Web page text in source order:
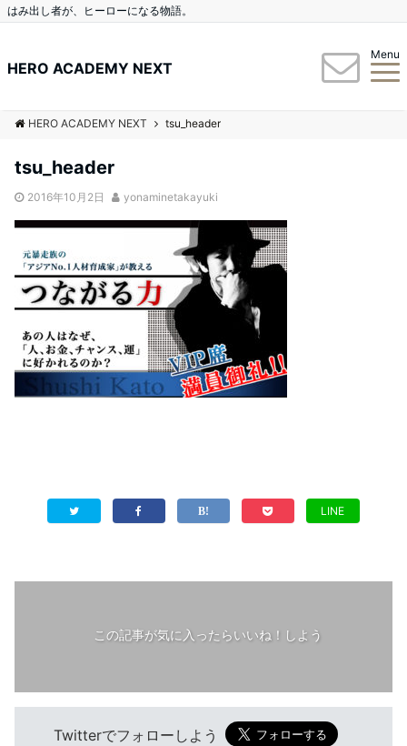
はみ出し者が、ヒーローになる物語。
HERO ACADEMY NEXT
Menu
HERO ACADEMY NEXT tsu_header
tsu_header
2016年10月2日 yonaminetakayuki
LINE
この記事が気に入ったらいいね！しよう
Twitterでフォローしよう